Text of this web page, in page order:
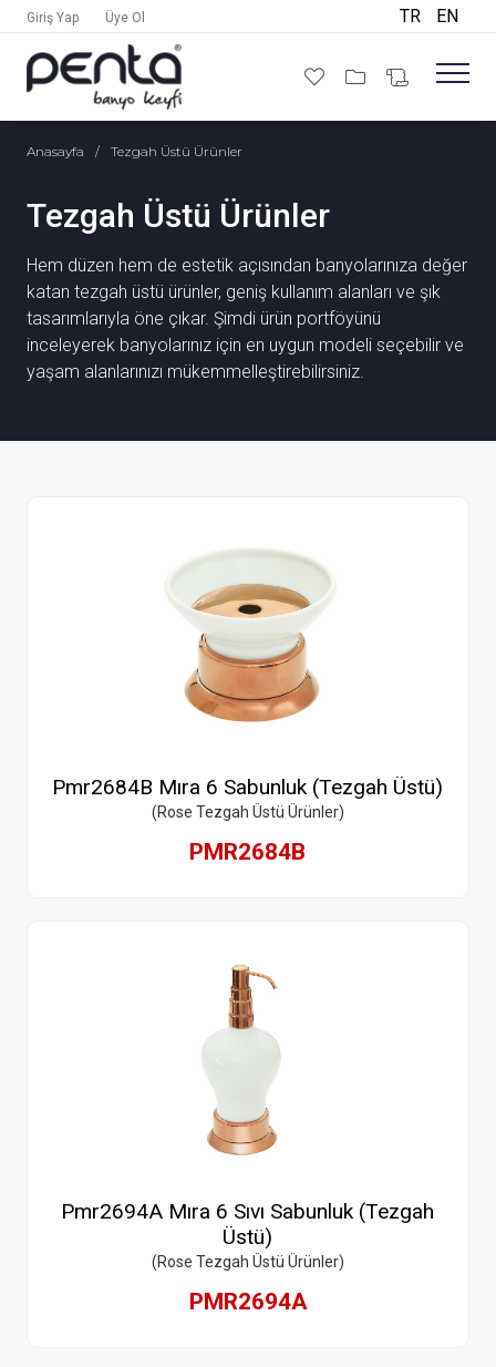
Giriş Yap Üye Ol TR EN
Anasayfa / Tezgah Üstü Ürünler
Tezgah Üstü Ürünler
Hem düzen hem de estetik açısından banyolarınıza değer
katan tezgah üstü ürünler, geniş kullanım alanları ve şık
tasarımlarıyla öne çıkar. Şimdi ürün portföyünü
inceleyerek banyolarınız için en uygun modeli seçebilir ve
yaşam alanlarınızı mükemmelleştirebilirsiniz.
Pmr2684B Mıra 6 Sabunluk (Tezgah Üstü)
(Rose Tezgah Üstü Ürünler)
PMR2684B
Pmr2694A Mıra 6 Sıvı Sabunluk (Tezgah
Üstü)
(Rose Tezgah Üstü Ürünler)
PMR2694A